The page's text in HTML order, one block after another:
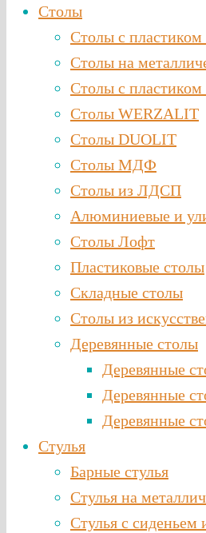
Столы
Столы с
Столы на
Столы с пластиком
Столы WERZALIT
Столы DUOLIT
Столы МДФ
Столы из ЛДСП
Алюминиевые и
Столы Лофт
Пластиковые столы
Складные столы
Столы из
Деревянные столы
Деревянные
Деревянные
Деревянные
Стулья
Барные стулья
Стулья на
Стулья с сиденьем